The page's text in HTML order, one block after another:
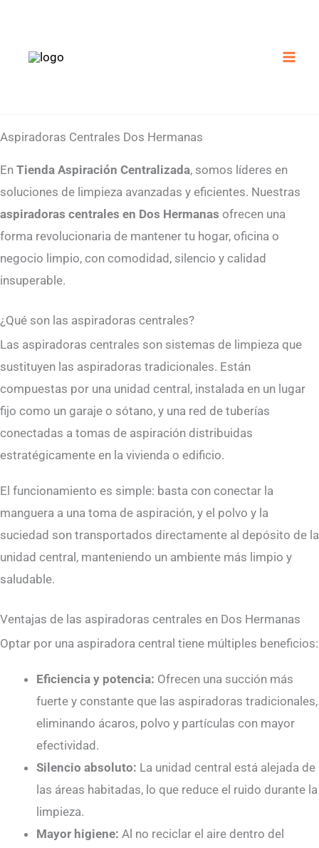
contenido
Aspiradoras Centrales Dos Hermanas
En Tienda Aspiración Centralizada, somos líderes en
soluciones de limpieza avanzadas y eficientes. Nuestras
aspiradoras centrales en Dos Hermanas ofrecen una
forma revolucionaria de mantener tu hogar, oficina o
negocio limpio, con comodidad, silencio y calidad
insuperable.
¿Qué son las aspiradoras centrales?
Las aspiradoras centrales son sistemas de limpieza que
sustituyen las aspiradoras tradicionales. Están
compuestas por una unidad central, instalada en un lugar
fijo como un garaje o sótano, y una red de tuberías
conectadas a tomas de aspiración distribuidas
estratégicamente en la vivienda o edificio.
El funcionamiento es simple: basta con conectar la
manguera a una toma de aspiración, y el polvo y la
suciedad son transportados directamente al depósito de la
unidad central, manteniendo un ambiente más limpio y
saludable.
Ventajas de las aspiradoras centrales en Dos Hermanas
Optar por una aspiradora central tiene múltiples beneficios:
Eficiencia y potencia: Ofrecen una succión más
fuerte y constante que las aspiradoras tradicionales,
eliminando ácaros, polvo y partículas con mayor
efectividad.
Silencio absoluto: La unidad central está alejada de
las áreas habitadas, lo que reduce el ruido durante la
limpieza.
Mayor higiene: Al no reciclar el aire dentro del